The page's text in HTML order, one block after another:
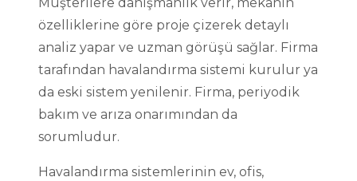
özelliklerine göre proje çizerek detaylı
analiz yapar ve uzman görüşü sağlar. Firma
tarafından havalandırma sistemi kurulur ya
da eski sistem yenilenir. Firma, periyodik
bakım ve arıza onarımından da
sorumludur.
Havalandırma sistemlerinin ev, ofis,